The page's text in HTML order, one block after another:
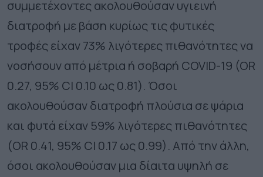
συμμετέχοντες ακολουθούσαν υγιεινή
διατροφή με βάση κυρίως τις φυτικές
τροφές είχαν 73% λιγότερες πιθανότητες να
νοσήσουν από μέτρια ή σοβαρή COVID-19 (OR
0.27, 95% CI 0.10 ως 0.81). Όσοι
ακολουθούσαν διατροφή πλούσια σε ψάρια
και φυτά είχαν 59% λιγότερες πιθανότητες
(OR 0.41, 95% CI 0.17 ως 0.99). Από την άλλη,
όσοι ακολουθούσαν μια δίαιτα υψηλή σε